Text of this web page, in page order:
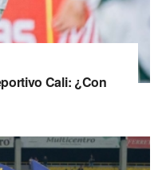
Cali: ¿Con